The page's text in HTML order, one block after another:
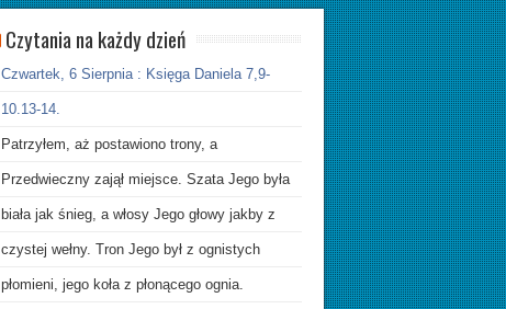
Czytania na każdy dzień
Czwartek, 6 Sierpnia : Księga Daniela 7,9-
10.13-14.
Patrzyłem, aż postawiono trony, a
Przedwieczny zajął miejsce. Szata Jego była
biała jak śnieg, a włosy Jego głowy jakby z
czystej wełny. Tron Jego był z ognistych
płomieni, jego koła z płonącego ognia.